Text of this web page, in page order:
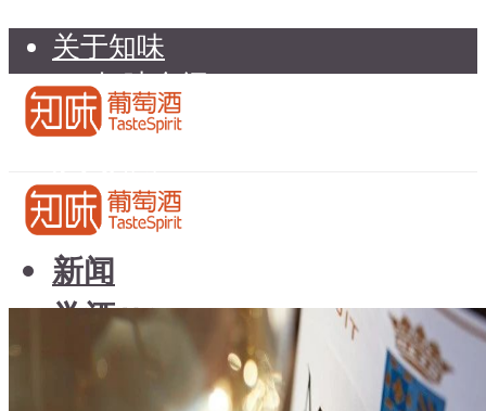
关于知味
知味介绍
知味专家顾问委员会
联系我们
知味荐酒
新闻
学酒
基础知识
知味荐酒
新闻